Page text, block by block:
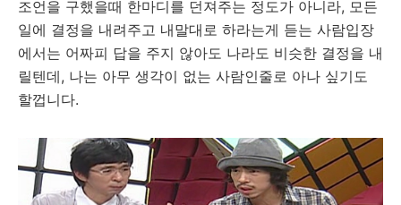
조언을 구했을때 한마디를 던져주는 정도가 아니라, 모든
일에 결정을 내려주고 내말대로 하라는게 듣는 사람입장
에서는 어짜피 답을 주지 않아도 나라도 비슷한 결정을 내
릴텐데, 나는 아무 생각이 없는 사람인줄로 아나 싶기도
할껍니다.